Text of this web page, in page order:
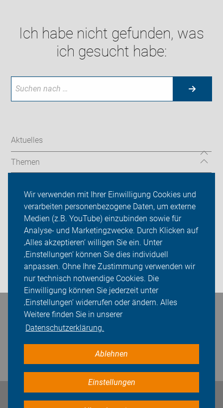
Wir verwenden mit Ihrer Einwilligung Cookies und
verarbeiten personenbezogene Daten, um externe
Medien (z.B. YouTube) einzubinden sowie für
Analyse- und Marketingzwecke. Durch Klicken auf
‚Alles akzeptieren‘ willigen Sie ein. Unter
‚Einstellungen‘ können Sie dies individuell
anpassen. Ohne Ihre Zustimmung verwenden wir
nur technisch notwendige Cookies. Die
Einwilligung können Sie jederzeit unter
‚Einstellungen‘ widerrufen oder ändern. Alles
Weitere finden Sie in unserer
Datenschutzerklärung.
Ablehnen
Einstellungen
Ich habe nicht gefunden, was
ich gesucht habe:
Aktuelles
Themen
Spenden
ADFC Leipzig
Sei dabei
Presse
Bleiben Sie in Kontakt
Impressum Datenschutz Cookie-Einstellungen